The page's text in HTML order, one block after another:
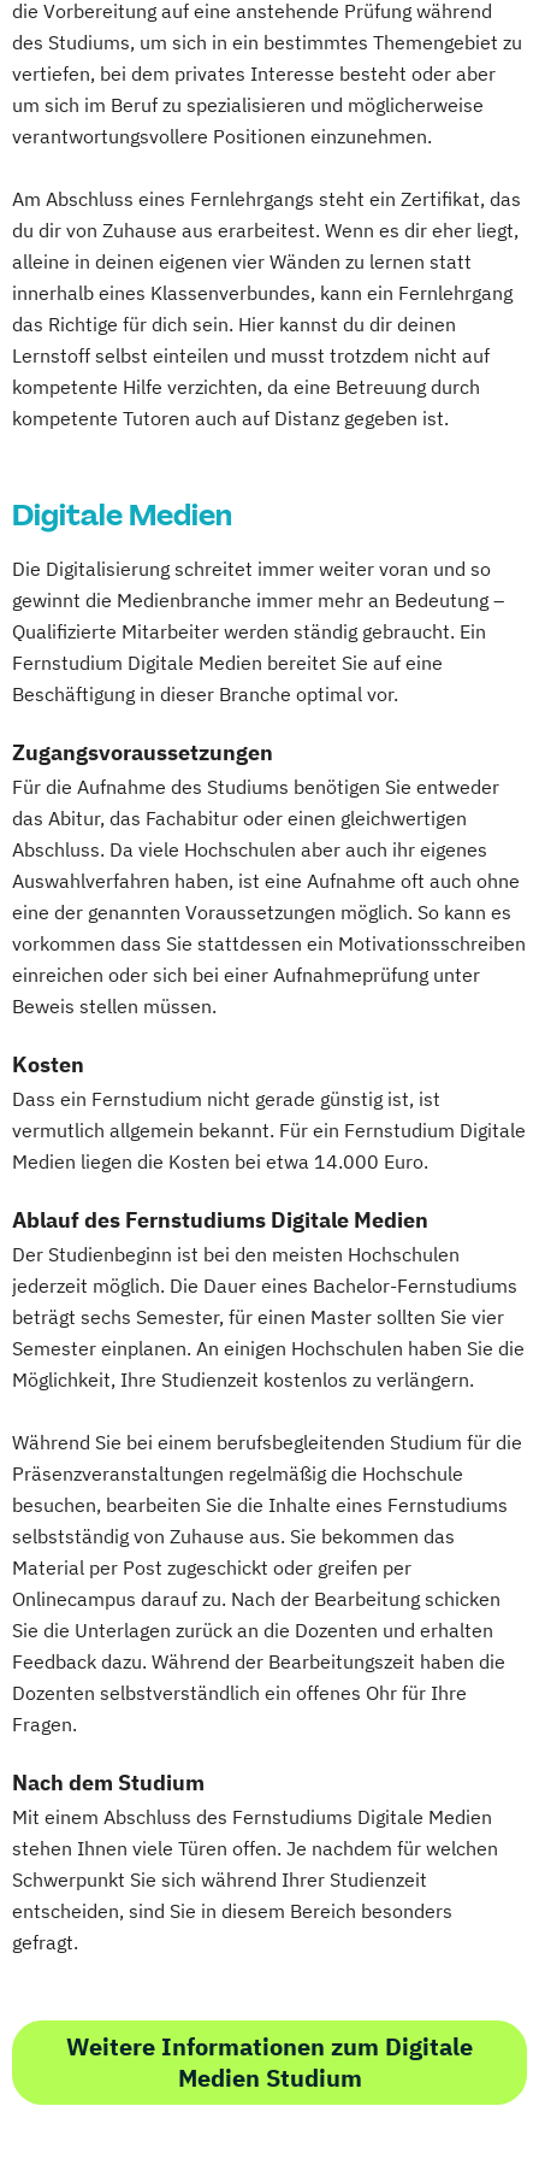
Bildungs- und Kulturmanagement
Business Coaching & Change Management
Business Development
Change Management Controlling
Digital Business Management
Digital Business Management (Kurzversion)
Digitale Arbeit
Englische Handels- und
Betriebswirtschaftslehre
English for Business
Familie im Wandel
Finance & Management
General Management
Gesundheitsmanagement
Grundlagenwissen für
Personalmanager/innen
Grundlagenwissen für
Human Resource Management
IT-Management IT-Projektmanagement
Informatik
Intercultural Management
Intercultural Management - in English
Interkulturelle Psychologie
International Business Administration
Internationales Wirtschaftsrecht
Investition & Finanzierung
Logistik & Supply Chain Management
Logistik: Grundlagen
Systeme Technologien
Logistikmanagement
Logistische Funktionsbereiche
Marketing
Marketing & Sales Management
Markt- und Werbepsychologie
Materialflusssysteme - Technologien
Planung und Steuerung
Nachhaltigkeitsmanagement
Personal & Organisation
Personalmanagement & Corporate
Learning
Pflege Pflegemanagement
Planung logistischer Netzwerke
Politikwissenschaft & Management
Process Management Consulting
Psychologie für Personalmanager/innen
Psychologie mit Schwerpunkt Arbeits-
Organisations- und Wirtschaftspsychologie
Psychologie mit Schwerpunkt
Psychologie & Psychologische Beratung
Psychologie mit Schwerpunkt
Psychologische Diagnostik und Evaluation
die Vorbereitung auf eine anstehende Prüfung während
des Studiums, um sich in ein bestimmtes Themengebiet zu
vertiefen, bei dem privates Interesse besteht oder aber
um sich im Beruf zu spezialisieren und möglicherweise
verantwortungsvollere Positionen einzunehmen.
Am Abschluss eines Fernlehrgangs steht ein Zertifikat, das
du dir von Zuhause aus erarbeitest. Wenn es dir eher liegt,
alleine in deinen eigenen vier Wänden zu lernen statt
innerhalb eines Klassenverbundes, kann ein Fernlehrgang
das Richtige für dich sein. Hier kannst du dir deinen
Lernstoff selbst einteilen und musst trotzdem nicht auf
kompetente Hilfe verzichten, da eine Betreuung durch
kompetente Tutoren auch auf Distanz gegeben ist.
Digitale Medien
Die Digitalisierung schreitet immer weiter voran und so
gewinnt die Medienbranche immer mehr an Bedeutung –
Qualifizierte Mitarbeiter werden ständig gebraucht. Ein
Fernstudium Digitale Medien bereitet Sie auf eine
Beschäftigung in dieser Branche optimal vor.
Zugangsvoraussetzungen
Für die Aufnahme des Studiums benötigen Sie entweder
das Abitur, das Fachabitur oder einen gleichwertigen
Abschluss. Da viele Hochschulen aber auch ihr eigenes
Auswahlverfahren haben, ist eine Aufnahme oft auch ohne
eine der genannten Voraussetzungen möglich. So kann es
vorkommen dass Sie stattdessen ein Motivationsschreiben
einreichen oder sich bei einer Aufnahmeprüfung unter
Beweis stellen müssen.
Kosten
Dass ein Fernstudium nicht gerade günstig ist, ist
vermutlich allgemein bekannt. Für ein Fernstudium Digitale
Medien liegen die Kosten bei etwa 14.000 Euro.
Ablauf des Fernstudiums Digitale Medien
Der Studienbeginn ist bei den meisten Hochschulen
jederzeit möglich. Die Dauer eines Bachelor-Fernstudiums
beträgt sechs Semester, für einen Master sollten Sie vier
Semester einplanen. An einigen Hochschulen haben Sie die
Möglichkeit, Ihre Studienzeit kostenlos zu verlängern.
Während Sie bei einem berufsbegleitenden Studium für die
Präsenzveranstaltungen regelmäßig die Hochschule
besuchen, bearbeiten Sie die Inhalte eines Fernstudiums
selbstständig von Zuhause aus. Sie bekommen das
Material per Post zugeschickt oder greifen per
Onlinecampus darauf zu. Nach der Bearbeitung schicken
Sie die Unterlagen zurück an die Dozenten und erhalten
Feedback dazu. Während der Bearbeitungszeit haben die
Dozenten selbstverständlich ein offenes Ohr für Ihre
Fragen.
Nach dem Studium
Mit einem Abschluss des Fernstudiums Digitale Medien
stehen Ihnen viele Türen offen. Je nachdem für welchen
Schwerpunkt Sie sich während Ihrer Studienzeit
entscheiden, sind Sie in diesem Bereich besonders
gefragt.
Weitere Informationen zum Digitale
Medien Studium